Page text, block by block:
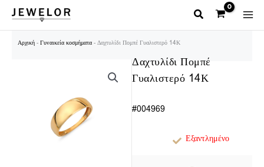
Μετάβαση
περιεχόμενο
Αρχική - Γυναικεία κοσμήματα - Δαχτυλίδι Πομπέ Γυαλιστερό 14Κ
Δαχτυλίδι Πομπέ
Γυαλιστερό 14Κ
#004969
Εξαντλημένο